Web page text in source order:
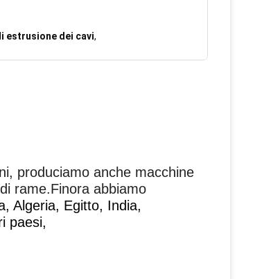
estrusione dei cavi,
produciamo anche macchine
rame.Finora abbiamo
Algeria, Egitto, India,
paesi,